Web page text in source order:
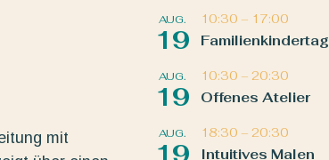
mit
AUG.
19
10:30 – 17:00
Familienkindertag
AUG.
19
10:30 – 20:30
Offenes Atelier
AUG.
19
18:30 – 20:30
Intuitives Malen